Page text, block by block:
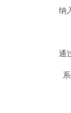
纳
通